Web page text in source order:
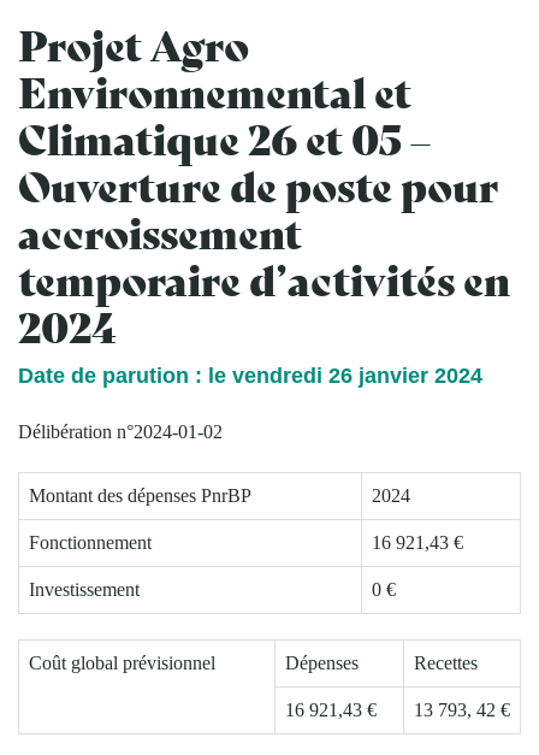
Projet Agro
Environnemental et
Climatique 26 et 05 –
Ouverture de poste pour
accroissement
temporaire d’activités en
2024
Date de parution : le vendredi 26 janvier 2024
Délibération n°2024-01-02
Montant des dépenses PnrBP 2024
Fonctionnement 16 921,43 €
Investissement 0 €
Coût global prévisionnel Dépenses Recettes
16 921,43 € 13 793, 42 €